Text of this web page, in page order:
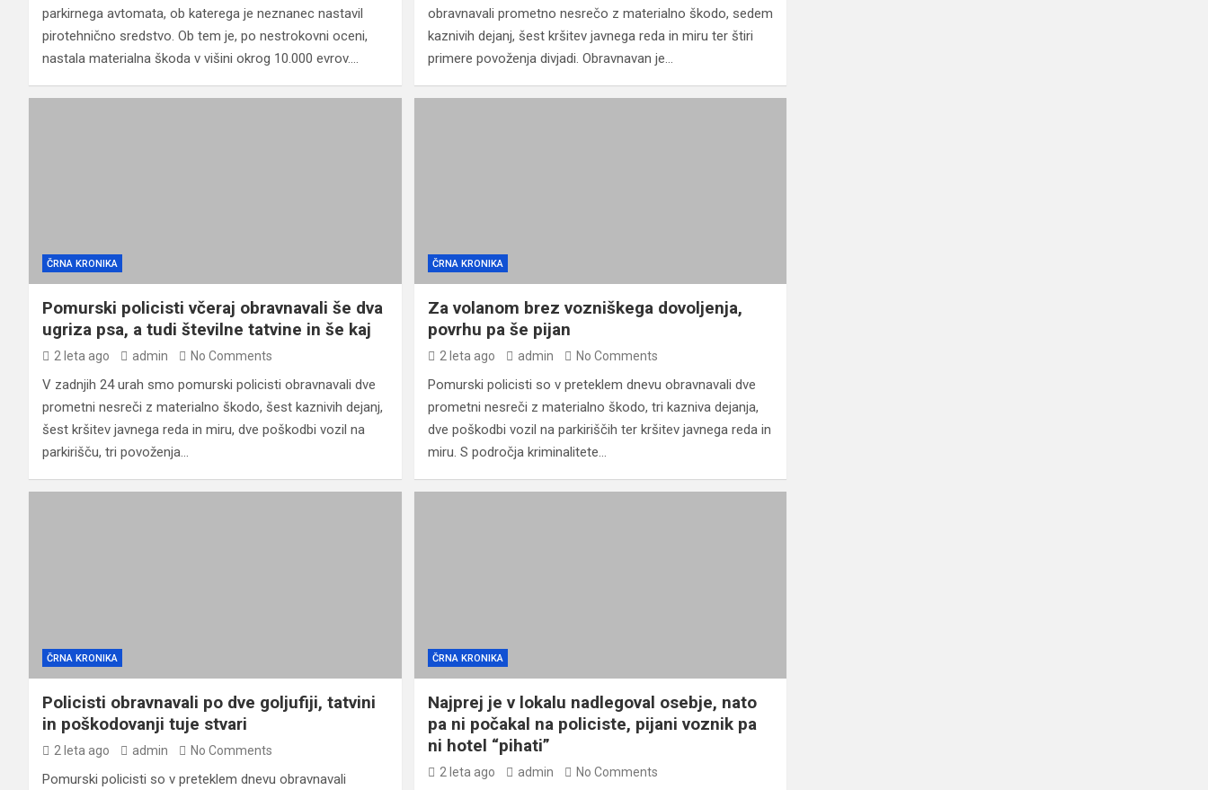
parkirnega avtomata, ob katerega je neznanec nastavil
pirotehnično sredstvo. Ob tem je, po nestrokovni oceni,
nastala materialna škoda v višini okrog 10.000 evrov.…
obravnavali prometno nesrečo z materialno škodo, sedem
kaznivih dejanj, šest kršitev javnega reda in miru ter štiri
primere povoženja divjadi. Obravnavan je…
ČRNA KRONIKA
Pomurski policisti včeraj obravnavali še dva
ugriza psa, a tudi številne tatvine in še kaj
2 leta ago admin No Comments
V zadnjih 24 urah smo pomurski policisti obravnavali dve
prometni nesreči z materialno škodo, šest kaznivih dejanj,
šest kršitev javnega reda in miru, dve poškodbi vozil na
parkirišču, tri povoženja…
ČRNA KRONIKA
Za volanom brez vozniškega dovoljenja,
povrhu pa še pijan
2 leta ago admin No Comments
Pomurski policisti so v preteklem dnevu obravnavali dve
prometni nesreči z materialno škodo, tri kazniva dejanja,
dve poškodbi vozil na parkiriščih ter kršitev javnega reda in
miru. S področja kriminalitete…
ČRNA KRONIKA
Policisti obravnavali po dve goljufiji, tatvini
in poškodovanji tuje stvari
2 leta ago admin No Comments
Pomurski policisti so v preteklem dnevu obravnavali
ČRNA KRONIKA
Najprej je v lokalu nadlegoval osebje, nato
pa ni počakal na policiste, pijani voznik pa
ni hotel “pihati”
2 leta ago admin No Comments